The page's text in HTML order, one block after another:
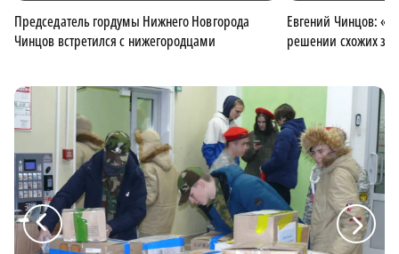
Председатель гордумы Нижнего Новгорода
Чинцов встретился с нижегородцами
Евгений Чинцов:
решении схожих
a a